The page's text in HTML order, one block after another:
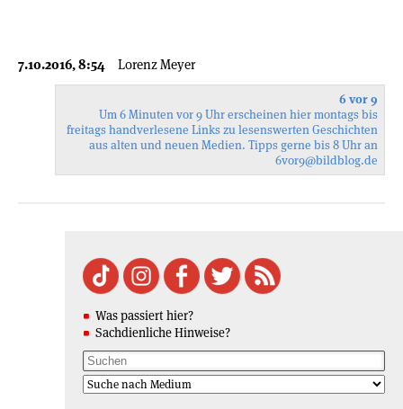
7.10.2016, 8:54 Lorenz Meyer
6 vor 9
Um 6 Minuten vor 9 Uhr erscheinen hier montags bis
freitags handverlesene Links zu lesenswerten Geschichten
aus alten und neuen Medien. Tipps gerne bis 8 Uhr an
6vor9@bildblog.de
Was passiert hier?
Sachdienliche Hinweise?